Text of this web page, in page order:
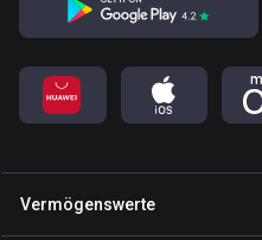
Vermögenswerte